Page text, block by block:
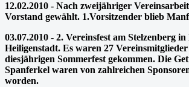
12.02.2010 - Nach zweijähriger
Vorstand gewählt. 1.Vorsitzender blieb
03.07.2010 - 2. Vereinsfest am Stelzenberg
Heiligenstadt. Es waren 27
diesjährigen Sommerfest gekommen. Die
Spanferkel waren von zahlreichen
worden.